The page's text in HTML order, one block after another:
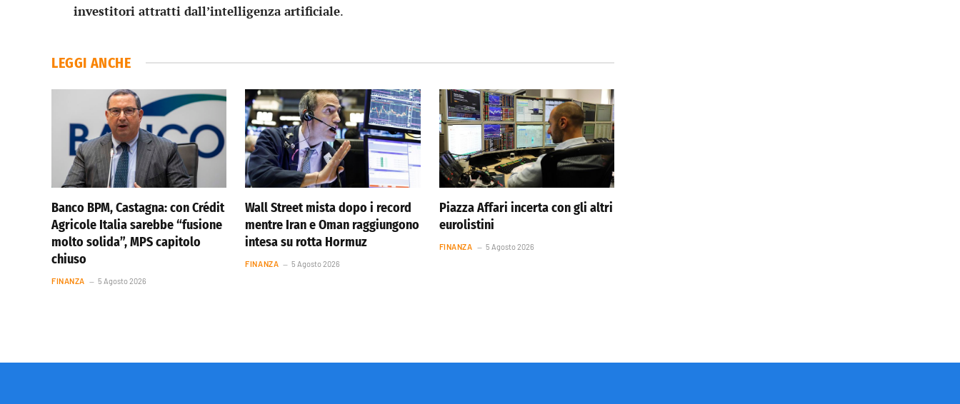
investitori attratti dall’intelligenza artificiale.
LEGGI ANCHE
Banco BPM, Castagna: con Crédit
Agricole Italia sarebbe “fusione
molto solida”, MPS capitolo
chiuso
FINANZA 5 Agosto 2026
Wall Street mista dopo i record
mentre Iran e Oman raggiungono
intesa su rotta Hormuz
FINANZA 5 Agosto 2026
Piazza Affari incerta con gli altri
eurolistini
FINANZA 5 Agosto 2026